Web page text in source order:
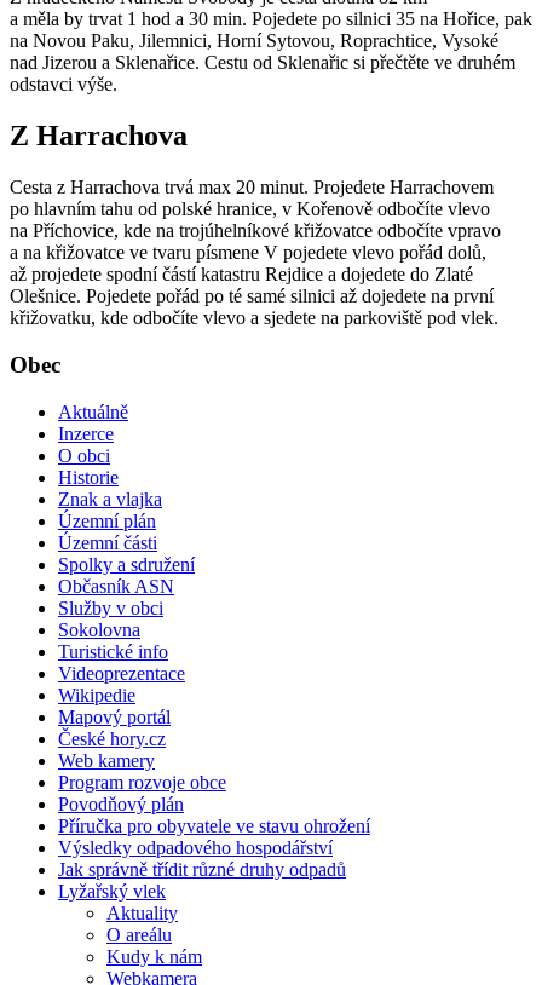
a měla by trvat 1 hod a 30 min. Pojedete po silnici 35 na Hořice, pak
na Novou Paku, Jilemnici, Horní Sytovou, Roprachtice, Vysoké
nad Jizerou a Sklenařice. Cestu od Sklenařic si přečtěte ve druhém
odstavci výše.
Z Harrachova
Cesta z Harrachova trvá max 20 minut. Projedete Harrachovem
po hlavním tahu od polské hranice, v Kořenově odbočíte vlevo
na Příchovice, kde na trojúhelníkové křižovatce odbočíte vpravo
a na křižovatce ve tvaru písmene V pojedete vlevo pořád dolů,
až projedete spodní částí katastru Rejdice a dojedete do Zlaté
Olešnice. Pojedete pořád po té samé silnici až dojedete na první
křižovatku, kde odbočíte vlevo a sjedete na parkoviště pod vlek.
Obec
Aktuálně
Inzerce
O obci
Historie
Znak a vlajka
Územní plán
Územní části
Spolky a sdružení
Občasník ASN
Služby v obci
Sokolovna
Turistické info
Videoprezentace
Wikipedie
Mapový portál
České hory.cz
Web kamery
Program rozvoje obce
Povodňový plán
Příručka pro obyvatele ve stavu ohrožení
Výsledky odpadového hospodářství
Jak správně třídit různé druhy odpadů
Lyžařský vlek
Aktuality
O areálu
Kudy k nám
Webkamera